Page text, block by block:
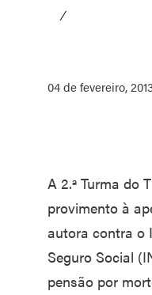
/
04 de fevereiro,
A 2.ª Turma do
provimento à
autora contra o
Seguro Social
pensão por